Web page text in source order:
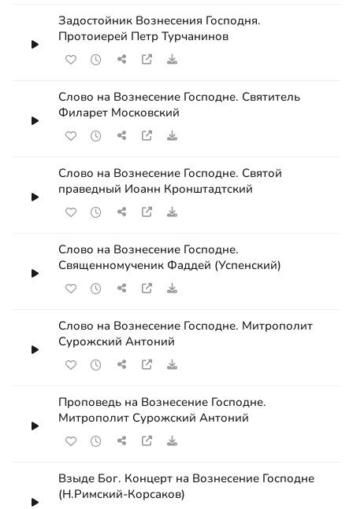
Задостойник Вознесения Господня.
Протоиерей Петр Турчанинов
Слово на Вознесение Господне. Святитель
Филарет Московский
Слово на Вознесение Господне. Святой
праведный Иоанн Кронштадтский
Слово на Вознесение Господне.
Священномученик Фаддей (Успенский)
Слово на Вознесение Господне. Митрополит
Сурожский Антоний
Проповедь на Вознесение Господне.
Митрополит Сурожский Антоний
Взыде Бог. Концерт на Вознесение Господне
(Н.Римский-Корсаков)